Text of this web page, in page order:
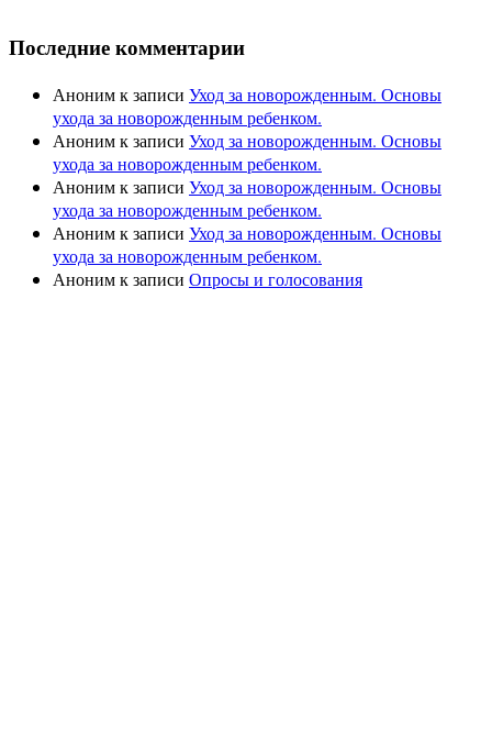
Последние комментарии
Анонимк записи Уход за новорожденным. Основы
ухода за новорожденным ребенком.
Анонимк записи Уход за новорожденным. Основы
ухода за новорожденным ребенком.
Анонимк записи Уход за новорожденным. Основы
ухода за новорожденным ребенком.
Анонимк записи Уход за новорожденным. Основы
ухода за новорожденным ребенком.
Анонимк записи Опросы и голосования